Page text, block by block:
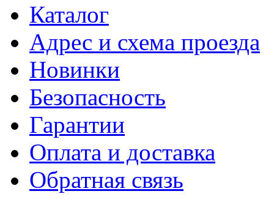
Каталог
Адрес и схема проезда
Новинки
Безопасность
Гарантии
Оплата и доставка
Обратная связь